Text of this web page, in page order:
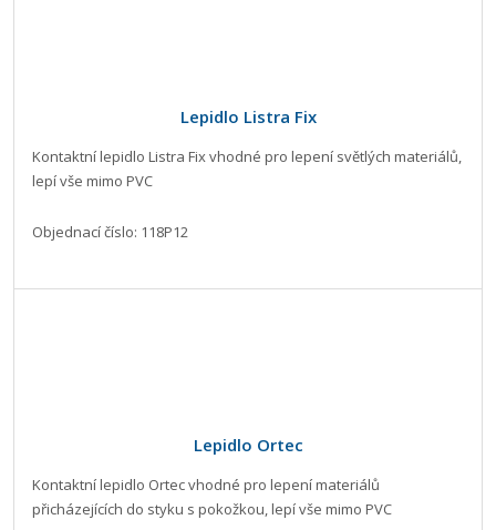
Lepidlo Listra Fix
Kontaktní lepidlo Listra Fix vhodné pro lepení světlých materiálů,
lepí vše mimo PVC
Objednací číslo: 118P12
Lepidlo Ortec
Kontaktní lepidlo Ortec vhodné pro lepení materiálů
přicházejících do styku s pokožkou, lepí vše mimo PVC